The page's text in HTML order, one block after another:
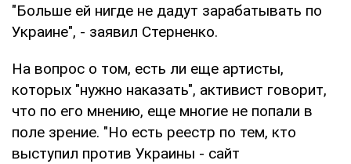
"Больше ей нигде не дадут зарабатывать по
Украине", - заявил Стерненко.
На вопрос о том, есть ли еще артисты,
которых "нужно наказать", активист говорит,
что по его мнению, еще многие не попали в
поле зрение. "Но есть реестр по тем, кто
выступил против Украины - сайт